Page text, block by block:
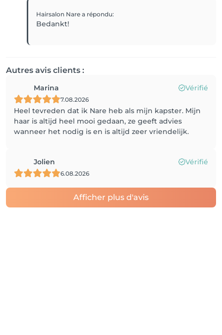
Hairsalon Narea répondu:
Bedankt!
Autres avis clients :
Marina Vérifié
7.08.2026
Heel tevreden dat ik Nare heb als mijn kapster. Mijn
haar is altijd heel mooi gedaan, ze geeft advies
wanneer het nodig is en is altijd zeer vriendelijk.
Jolien Vérifié
6.08.2026
Afficher plus d'avis